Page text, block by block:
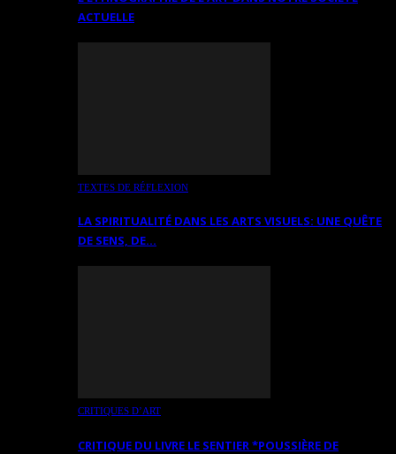
ACTUELLE
TEXTES DE RÉFLEXION
LA SPIRITUALITÉ DANS LES ARTS VISUELS: UNE QUÊTE
DE SENS, DE…
CRITIQUES D’ART
CRITIQUE DU LIVRE LE SENTIER *POUSSIÈRE DE